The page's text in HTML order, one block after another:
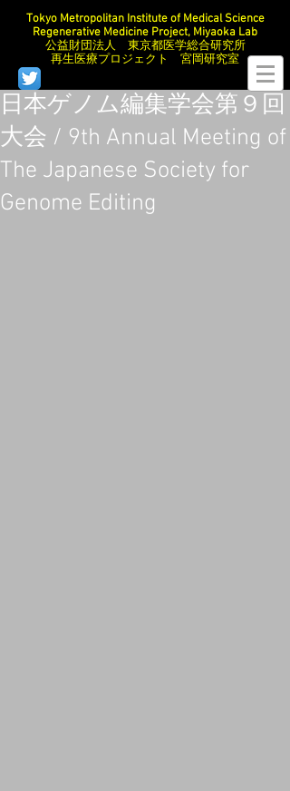
Tokyo Metropolitan Institute of Medical Science
Regenerative Medicine Project, Miyaoka Lab
公益財団法人 東京都医学総合研究所
再生医療プロジェクト 宮岡研究室
日本ゲノム編集学会第９回
大会 / 9th Annual Meeting of
The Japanese Society for
Genome Editing